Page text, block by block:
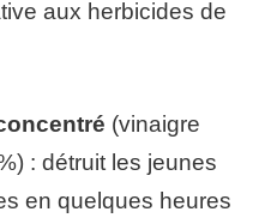
aux herbicides de
(vinaigre
: détruit les jeunes
en quelques heures